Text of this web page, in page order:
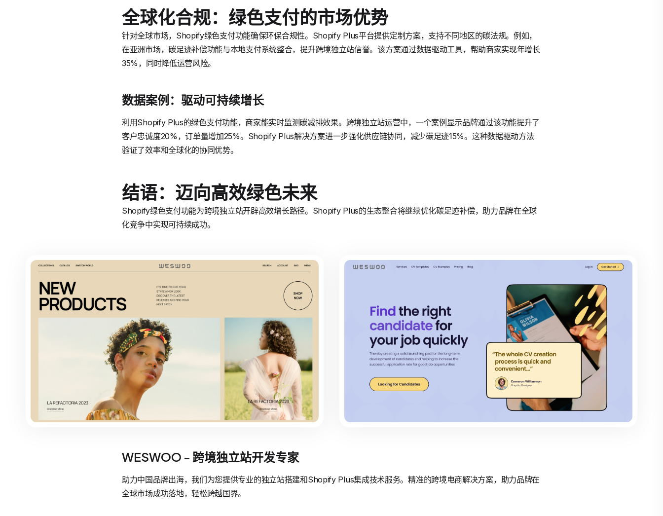
全球化合规：绿色支付的市场优势
针对全球市场，Shopify绿色支付功能确保环保合规性。Shopify Plus平台提供定制方案，支持不同地区的碳法规。例如，
在亚洲市场，碳足迹补偿功能与本地支付系统整合，提升跨境独立站信誉。该方案通过数据驱动工具，帮助商家实现年增长
35%，同时降低运营风险。
数据案例：驱动可持续增长
利用Shopify Plus的绿色支付功能，商家能实时监测碳减排效果。跨境独立站运营中，一个案例显示品牌通过该功能提升了
客户忠诚度20%，订单量增加25%。Shopify Plus解决方案进一步强化供应链协同，减少碳足迹15%。这种数据驱动方法
验证了效率和全球化的协同优势。
结语：迈向高效绿色未来
Shopify绿色支付功能为跨境独立站开辟高效增长路径。Shopify Plus的生态整合将继续优化碳足迹补偿，助力品牌在全球
化竞争中实现可持续成功。
WESWOO - 跨境独立站开发专家
助力中国品牌出海，我们为您提供专业的独立站搭建和Shopify Plus集成技术服务。精准的跨境电商解决方案，助力品牌在
全球市场成功落地，轻松跨越国界。